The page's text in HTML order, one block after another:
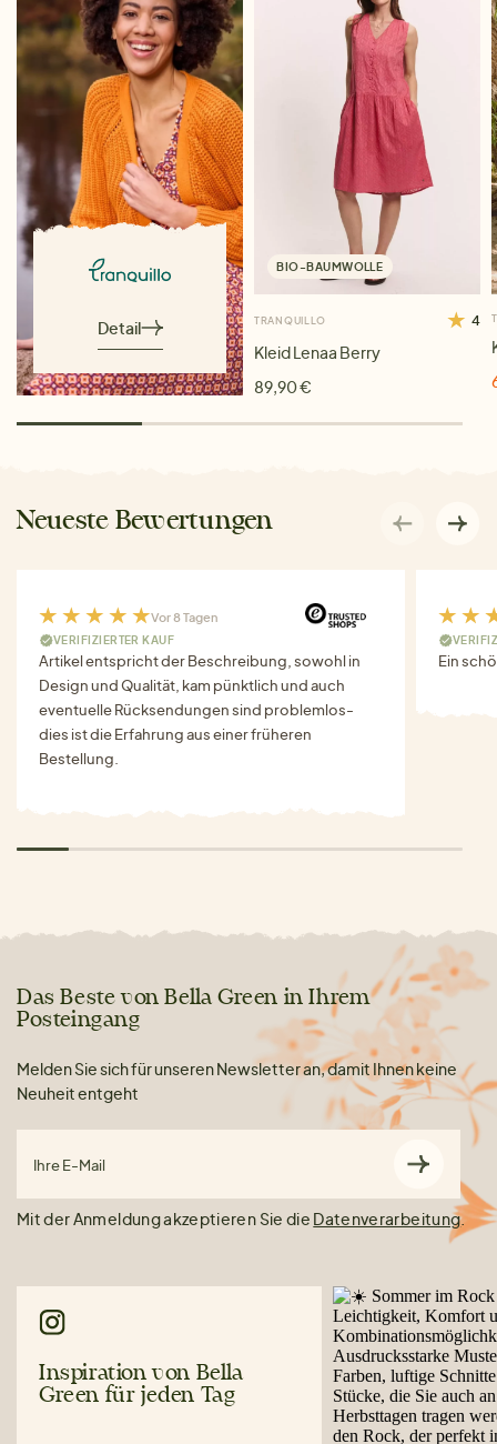
Detail
BIO-BAUMWOLLE
TRANQUILLO 4
Kleid Lenaa Berry
89,90 €
Neueste Bewertungen
Vor 8 Tagen
VERIFIZIERTER KAUF
Artikel entspricht der Beschreibung, sowohl in
Design und Qualität, kam pünktlich und auch
eventuelle Rücksendungen sind problemlos-
dies ist die Erfahrung aus einer früheren
Bestellung.
Ein
Das Beste von Bella Green in Ihrem
Posteingang
Melden Sie sich für unseren Newsletter an, damit Ihnen keine
Neuheit entgeht
Ihre E-Mail
Mit der Anmeldung akzeptieren Sie die Datenverarbeitung.
Inspiration von Bella
Green für jeden Tag